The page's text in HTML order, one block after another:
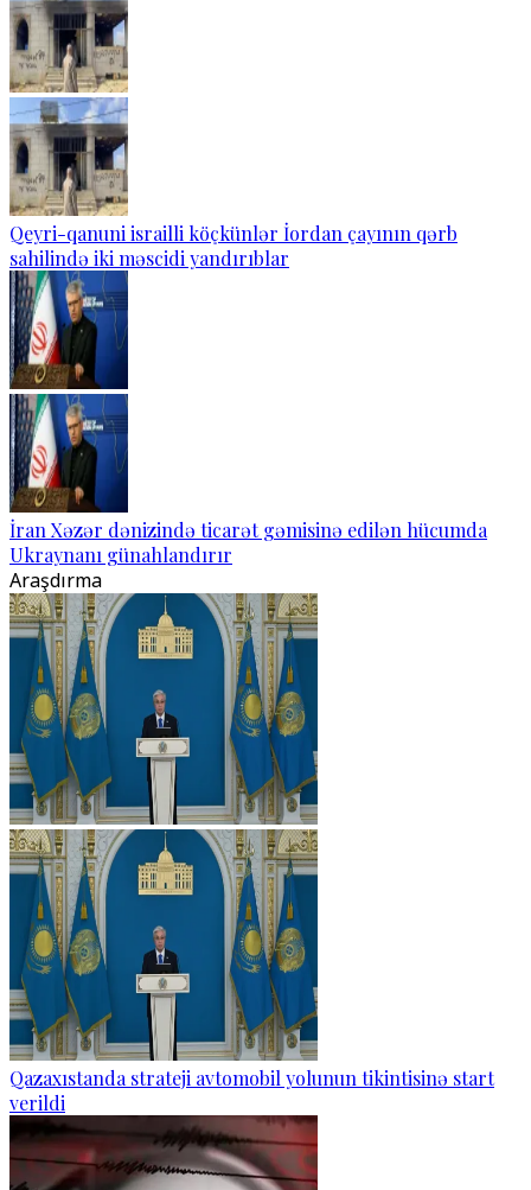
Qeyri-qanuni israilli köçkünlər İordan çayının qərb
sahilində iki məscidi yandırıblar
İran Xəzər dənizində ticarət gəmisinə edilən hücumda
Ukraynanı günahlandırır
Araşdırma
Qazaxıstanda strateji avtomobil yolunun tikintisinə start
verildi